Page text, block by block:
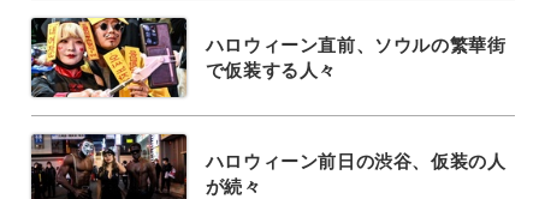
ハロウィーン直前、ソウルの繁華街
で仮装する人々
ハロウィーン前日の渋谷、仮装の人
が続々